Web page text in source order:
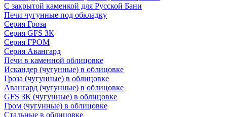
С закрытой каменкой для Русской Бани
Печи чугунные под обкладку
Серия Гроза
Серия GFS ЗК
Серия ГРОМ
Серия Авангард
Печи в каменной облицовке
Искандер (чугунные) в облицовке
Гроза (чугунные) в облицовке
Авангард (чугунные) в облицовке
GFS ЗК (чугунные) в облицовке
Гром (чугунные) в облицовке
Стальные в облицовке